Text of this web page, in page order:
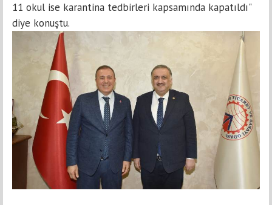
11 okul ise karantina tedbirleri kapsamında kapatıldı"
diye konuştu.